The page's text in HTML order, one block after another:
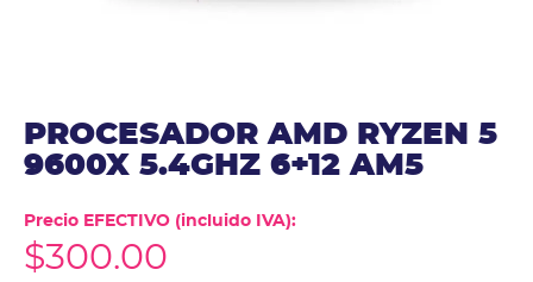
PROCESADOR AMD RYZEN 5
9600X 5.4GHZ 6+12 AM5
Precio EFECTIVO (incluido IVA):
$300.00